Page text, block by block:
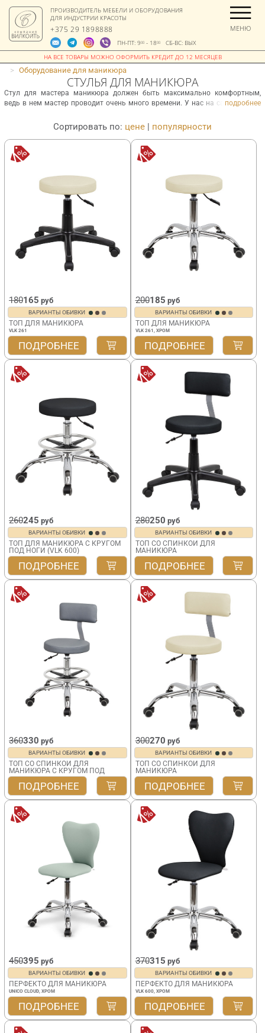
ПРОИЗВОДИТЕЛЬ МЕБЕЛИ И ОБОРУДОВАНИЯ
ДЛЯ ИНДУСТРИИ КРАСОТЫ
+375 29 1898888
ПН-ПТ: 900- 1800СБ-ВС: ВЫХ
МЕНЮ
> Оборудование для маникюра
СТУЛЬЯ ДЛЯ МАНИКЮРА
Стул для мастера маникюра должен быть максимально комфортным,
ведь в нем мастер проводит очень много времени. У нас на сайте можно
анатомические Перфекто, ортопедический стул мастера Седло. В нашем
выставочном зале в Минске на Притыцкого, 73 можно подобрать для себя
оптимальную модель в обивке нужного цвета.
подробнее
|
180165 руб
ВАРИАНТЫ ОБИВКИ
ТОП ДЛЯ МАНИКЮРА
VLK 261
ПОДРОБНЕЕ
200185 руб
ВАРИАНТЫ ОБИВКИ
ТОП ДЛЯ МАНИКЮРА
VLK 261, ХРОМ
ПОДРОБНЕЕ
260245 руб
ВАРИАНТЫ ОБИВКИ
ТОП ДЛЯ МАНИКЮРА С КРУГОМ
ПОД НОГИ (VLK 600)
ПОДРОБНЕЕ
280250 руб
ВАРИАНТЫ ОБИВКИ
ТОП СО СПИНКОЙ ДЛЯ
МАНИКЮРА
VLK 600
ПОДРОБНЕЕ
360330 руб
ВАРИАНТЫ ОБИВКИ
ТОП СО СПИНКОЙ ДЛЯ
МАНИКЮРА С КРУГОМ ПОД
НОГИ (VLK 725, ХРОМ)
ПОДРОБНЕЕ
300270 руб
ВАРИАНТЫ ОБИВКИ
ТОП СО СПИНКОЙ ДЛЯ
МАНИКЮРА
VLK 261, ХРОМ
ПОДРОБНЕЕ
450395 руб
ВАРИАНТЫ ОБИВКИ
ПЕРФЕКТО ДЛЯ МАНИКЮРА
UNICO CLOUD, ХРОМ
ПОДРОБНЕЕ
370315 руб
ВАРИАНТЫ ОБИВКИ
ПЕРФЕКТО ДЛЯ МАНИКЮРА
VLK 600, ХРОМ
ПОДРОБНЕЕ